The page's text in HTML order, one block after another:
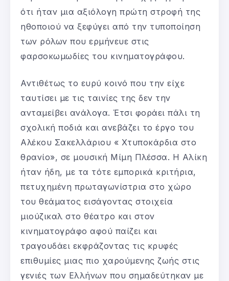
ότι ήταν μια αξιόλογη πρώτη στροφή της
ηθοποιού να ξεφύγει από την τυποποίηση
των ρόλων που ερμήνευε στις
φαρσοκωμωδίες του κινηματογράφου.
Αντιθέτως το ευρύ κοινό που την είχε
ταυτίσει με τις ταινίες της δεν την
ανταμείβει ανάλογα. Έτσι φοράει πάλι τη
σχολική ποδιά και ανεβάζει το έργο του
Αλέκου Σακελλάριου « Χτυποκάρδια στο
θρανίο», σε μουσική Μίμη Πλέσσα. Η Αλίκη
ήταν ήδη, με τα τότε εμπορικά κριτήρια,
πετυχημένη πρωταγωνίστρια στο χώρο
του θεάματος εισάγοντας στοιχεία
μιούζικαλ στο θέατρο και στον
κινηματογράφο αφού παίζει και
τραγουδάει εκφράζοντας τις κρυφές
επιθυμίες μιας πιο χαρούμενης ζωής στις
γενιές των Ελλήνων που σημαδεύτηκαν με